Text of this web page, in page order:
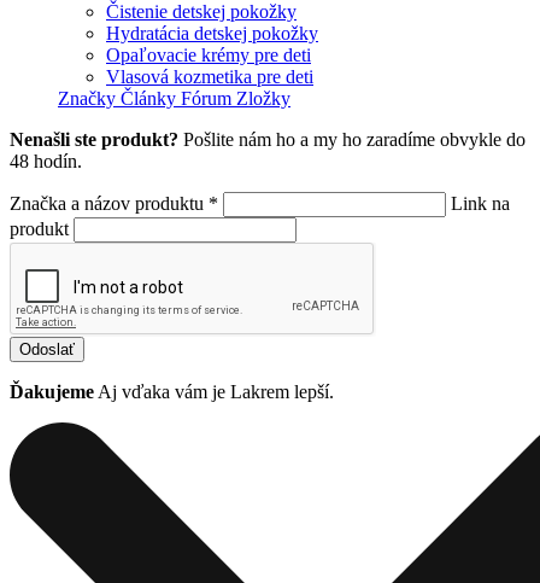
Čistenie detskej pokožky
Hydratácia detskej pokožky
Opaľovacie krémy pre deti
Vlasová kozmetika pre deti
Značky Články Fórum Zložky
Nenašli ste produkt? Pošlite nám ho a my ho zaradíme obvykle do
48 hodín.
Značka a názov produktu *
Link na
produkt
Odoslať
Ďakujeme Aj vďaka vám je Lakrem lepší.